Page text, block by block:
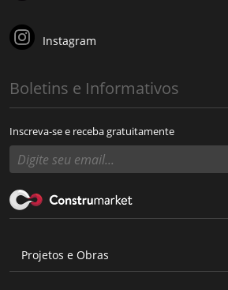
Instagram
Boletins e Informativos
Inscreva-se e receba gratuitamente
Projetos e Obras